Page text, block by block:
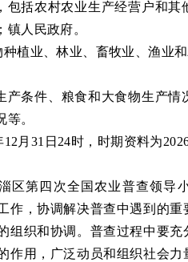
包括农村农业生产经营户和
人民政府。
植业、林业、畜牧业、渔业
条件、粮食和大食物生产情
。
月31日24时 ， 时期资料为
区第四次全国农业普查领导
作，协调解决普查中遇到 的重
组织和协调。 普查过程中要充
作用，广泛动员和组织社会